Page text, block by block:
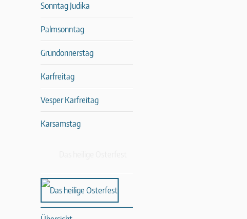
Sonntag Judika
Palmsonntag
Gründonnerstag
Karfreitag
Vesper Karfreitag
Karsamstag